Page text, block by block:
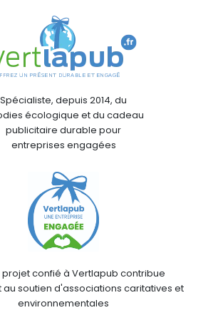
Spécialiste, depuis 2014, du
écologique et du cadeau
publicitaire durable pour
entreprises engagées
confié à Vertlapub contribue
soutien d'associations caritatives et
environnementales